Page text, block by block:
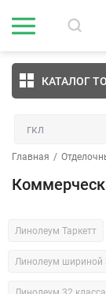
КАТАЛОГ
Главная /
Линолеум Таркетт
Линолеум шириной